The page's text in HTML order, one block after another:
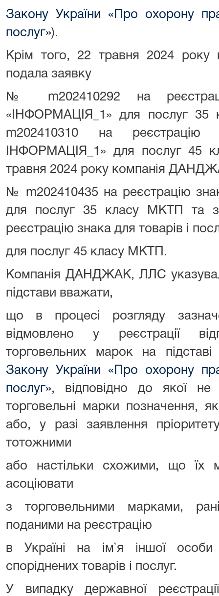
Закону України «Про охорону
послуг»).
Крім того, 22 травня 2024
подала заявку
№ m202410292 на
«ІНФОРМАЦІЯ_1» для послуг
m202410310 на реєстрацію
ІНФОРМАЦІЯ_1» для послуг 45
травня 2024 року компанія
№ m202410435 на реєстрацію
для послуг 35 класу МКТП та
реєстрацію знака для товарів і
для послуг 45 класу МКТП.
Компанія ДАНДЖАК, ЛЛС
підстави вважати,
що в процесі розгляду
відмовлено у реєстрації
торговельних марок на
Закону України «Про охорону
послуг», відповідно до якої не
торговельні марки позначення,
або, у разі заявлення
тотожними
або настільки схожими, що їх
асоціювати
з торговельними марками,
поданими на реєстрацію
в Україні на ім`я іншої
споріднених товарів і послуг.
У випадку державної